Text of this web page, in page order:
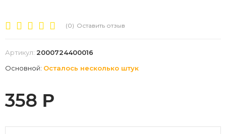
(0) Оставить отзыв
Артикул: 2000724400016
Основной: Осталось несколько штук
358 Р